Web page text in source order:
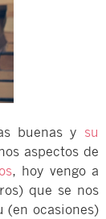
buenas y su
aspectos de
, hoy vengo a
que se nos
(en ocasiones)